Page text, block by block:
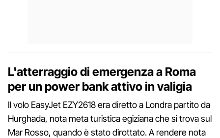
L'atterraggio di emergenza a Roma
per un power bank attivo in valigia
Il volo EasyJet EZY2618 era diretto a Londra partito da
Hurghada, nota meta turistica egiziana che si trova sul
Mar Rosso, quando è stato dirottato. A rendere nota